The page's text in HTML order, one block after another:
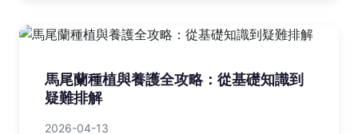
馬尾蘭種植與養護全攻略：從基礎知識到
疑難排解
2026-04-13